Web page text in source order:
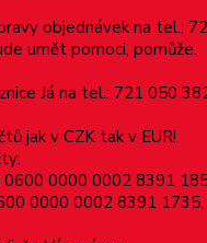
objednávek na tel.:
umět pomoci, pomůže.
Já na tel.: 721 050
jak v CZK tak v EUR!
0000 0002 8391
0000 0002 8391 1735,